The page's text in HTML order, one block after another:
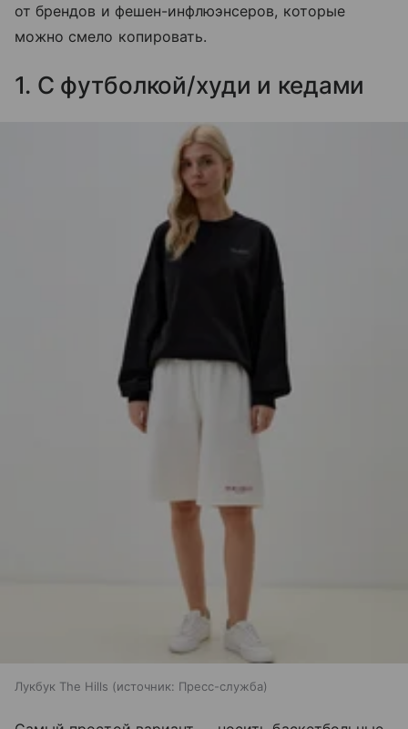
от брендов и фешен-инфлюэнсеров, которые
можно смело копировать.
1. С футболкой/худи и кедами
Лукбук The Hills источник: Пресс-служба